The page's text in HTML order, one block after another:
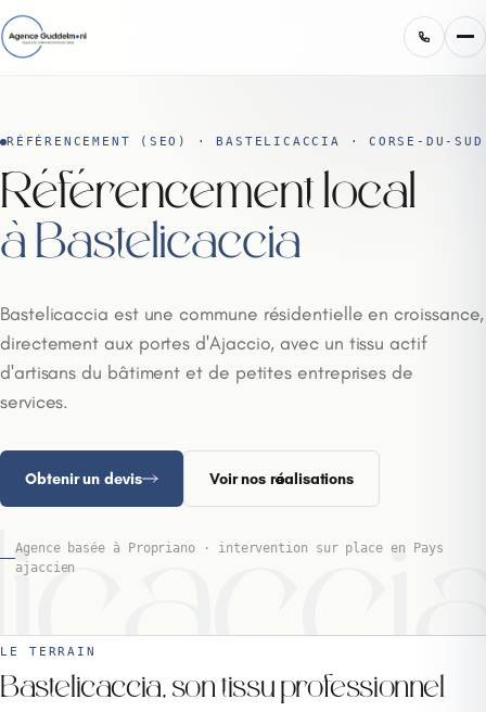
RÉFÉRENCEMENT (SEO) · BASTELICACCIA · CORSE-DU-SUD
Référencement local
à Bastelicaccia
Bastelicaccia est une commune résidentielle en croissance,
directement aux portes d'Ajaccio, avec un tissu actif
d'artisans du bâtiment et de petites entreprises de
services.
Obtenir un devis Voir nos réalisations
Agence basée à Propriano · intervention sur place en Pays
ajaccien
LE TERRAIN
Bastelicaccia, son tissu professionnel